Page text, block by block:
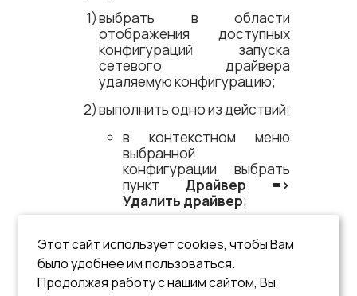
выбрать в области
отображения доступных
конфигураций запуска
сетевого драйвера
удаляемую конфигурацию;
выполнить одно из действий:
в контекстном меню
выбранной
конфигурации выбрать
пункт Драйвер =​>
Удалить драйвер;
выбранной
конфигурации выбрать
пунктУдалить драйвер
Этот сайт использует cookies, чтобы Вам
было удобнее им пользоваться.
Продолжая работу с нашим сайтом, Вы